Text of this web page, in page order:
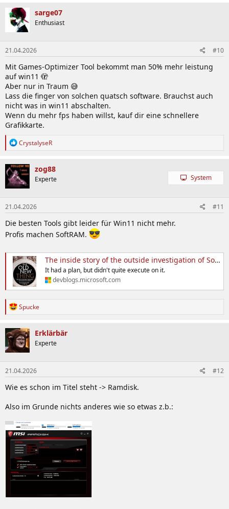
sarge07
Enthusiast
21.04.2026 #10
Mit Games-Optimizer Tool bekommt man 50% mehr leistung
auf win11 🫣
Aber nur in Traum 😅
Lass die finger von solchen quatsch software. Brauchst auch
nicht was in win11 abschalten.
Wenn du mehr fps haben willst, kauf dir eine schnellere
Grafikkarte.
R
k
t
i
o
n
e
n
:
CrystalyseR
zog88
Experte System
21.04.2026 #11
Die besten Tools gibt leider für Win11 nicht mehr.
Profis machen SoftRAM.
The inside story of the outside investigation of SoftRAM 95 - The Old New Thing
It had a plan, but didn't quite execute on it.
devblogs.microsoft.com
R
k
t
i
o
n
e
n
Spucke
Erklärbär
Experte
21.04.2026 #12
Wie es schon im Titel steht -> Ramdisk.
Also im Grunde nichts anderes wie so etwas z.b.: